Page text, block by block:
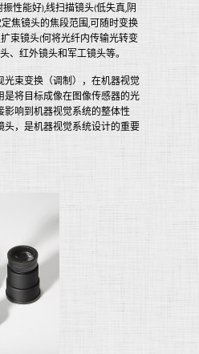
性能好),线扫描镜头(低失真,阴
焦镜头的焦段范围,可随时变换
束镜头(何将光纤内传输光转变
、红外镜头和军工镜头等。
光束变换（调制），在机器视觉
是将目标成像在图像传感器的光
影响到机器视觉系统的整体性
头，是机器视觉系统设计的重要